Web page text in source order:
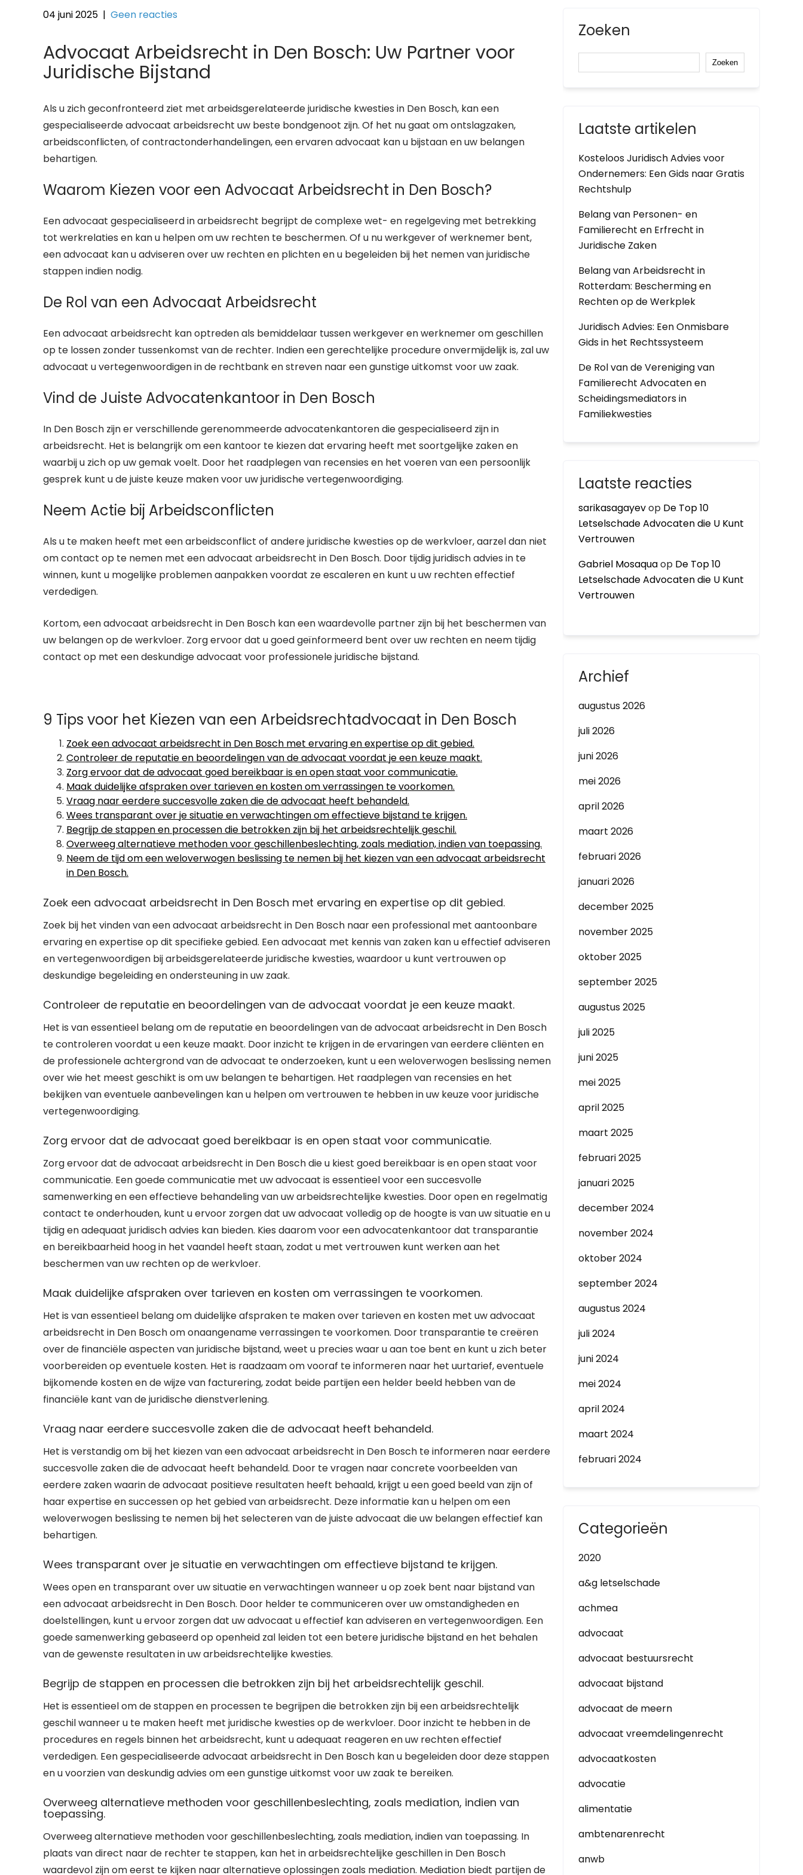
04 juni 2025 | Geen reacties
Advocaat Arbeidsrecht in Den Bosch: Uw Partner voor
Juridische Bijstand
Als u zich geconfronteerd ziet met arbeidsgerelateerde juridische kwesties in Den Bosch, kan een
gespecialiseerde advocaat arbeidsrecht uw beste bondgenoot zijn. Of het nu gaat om ontslagzaken,
arbeidsconflicten, of contractonderhandelingen, een ervaren advocaat kan u bijstaan en uw belangen
behartigen.
Waarom Kiezen voor een Advocaat Arbeidsrecht in Den Bosch?
Een advocaat gespecialiseerd in arbeidsrecht begrijpt de complexe wet- en regelgeving met betrekking
tot werkrelaties en kan u helpen om uw rechten te beschermen. Of u nu werkgever of werknemer bent,
een advocaat kan u adviseren over uw rechten en plichten en u begeleiden bij het nemen van juridische
stappen indien nodig.
De Rol van een Advocaat Arbeidsrecht
Een advocaat arbeidsrecht kan optreden als bemiddelaar tussen werkgever en werknemer om geschillen
op te lossen zonder tussenkomst van de rechter. Indien een gerechtelijke procedure onvermijdelijk is, zal uw
advocaat u vertegenwoordigen in de rechtbank en streven naar een gunstige uitkomst voor uw zaak.
Vind de Juiste Advocatenkantoor in Den Bosch
In Den Bosch zijn er verschillende gerenommeerde advocatenkantoren die gespecialiseerd zijn in
arbeidsrecht. Het is belangrijk om een kantoor te kiezen dat ervaring heeft met soortgelijke zaken en
waarbij u zich op uw gemak voelt. Door het raadplegen van recensies en het voeren van een persoonlijk
gesprek kunt u de juiste keuze maken voor uw juridische vertegenwoordiging.
Neem Actie bij Arbeidsconflicten
Als u te maken heeft met een arbeidsconflict of andere juridische kwesties op de werkvloer, aarzel dan niet
om contact op te nemen met een advocaat arbeidsrecht in Den Bosch. Door tijdig juridisch advies in te
winnen, kunt u mogelijke problemen aanpakken voordat ze escaleren en kunt u uw rechten effectief
verdedigen.
Kortom, een advocaat arbeidsrecht in Den Bosch kan een waardevolle partner zijn bij het beschermen van
uw belangen op de werkvloer. Zorg ervoor dat u goed geïnformeerd bent over uw rechten en neem tijdig
contact op met een deskundige advocaat voor professionele juridische bijstand.
9 Tips voor het Kiezen van een Arbeidsrechtadvocaat in Den Bosch
Zoek een advocaat arbeidsrecht in Den Bosch met ervaring en expertise op dit gebied.
Controleer de reputatie en beoordelingen van de advocaat voordat je een keuze maakt.
Zorg ervoor dat de advocaat goed bereikbaar is en open staat voor communicatie.
Maak duidelijke afspraken over tarieven en kosten om verrassingen te voorkomen.
Vraag naar eerdere succesvolle zaken die de advocaat heeft behandeld.
Wees transparant over je situatie en verwachtingen om effectieve bijstand te krijgen.
Begrijp de stappen en processen die betrokken zijn bij het arbeidsrechtelijk geschil.
Overweeg alternatieve methoden voor geschillenbeslechting, zoals mediation, indien van toepassing.
Neem de tijd om een weloverwogen beslissing te nemen bij het kiezen van een advocaat arbeidsrecht
in Den Bosch.
Zoek een advocaat arbeidsrecht in Den Bosch met ervaring en expertise op dit gebied.
Zoek bij het vinden van een advocaat arbeidsrecht in Den Bosch naar een professional met aantoonbare
ervaring en expertise op dit specifieke gebied. Een advocaat met kennis van zaken kan u effectief adviseren
en vertegenwoordigen bij arbeidsgerelateerde juridische kwesties, waardoor u kunt vertrouwen op
deskundige begeleiding en ondersteuning in uw zaak.
Controleer de reputatie en beoordelingen van de advocaat voordat je een keuze maakt.
Het is van essentieel belang om de reputatie en beoordelingen van de advocaat arbeidsrecht in Den Bosch
te controleren voordat u een keuze maakt. Door inzicht te krijgen in de ervaringen van eerdere cliënten en
de professionele achtergrond van de advocaat te onderzoeken, kunt u een weloverwogen beslissing nemen
over wie het meest geschikt is om uw belangen te behartigen. Het raadplegen van recensies en het
bekijken van eventuele aanbevelingen kan u helpen om vertrouwen te hebben in uw keuze voor juridische
vertegenwoordiging.
Zorg ervoor dat de advocaat goed bereikbaar is en open staat voor communicatie.
Zorg ervoor dat de advocaat arbeidsrecht in Den Bosch die u kiest goed bereikbaar is en open staat voor
communicatie. Een goede communicatie met uw advocaat is essentieel voor een succesvolle
samenwerking en een effectieve behandeling van uw arbeidsrechtelijke kwesties. Door open en regelmatig
contact te onderhouden, kunt u ervoor zorgen dat uw advocaat volledig op de hoogte is van uw situatie en u
tijdig en adequaat juridisch advies kan bieden. Kies daarom voor een advocatenkantoor dat transparantie
en bereikbaarheid hoog in het vaandel heeft staan, zodat u met vertrouwen kunt werken aan het
beschermen van uw rechten op de werkvloer.
Maak duidelijke afspraken over tarieven en kosten om verrassingen te voorkomen.
Het is van essentieel belang om duidelijke afspraken te maken over tarieven en kosten met uw advocaat
arbeidsrecht in Den Bosch om onaangename verrassingen te voorkomen. Door transparantie te creëren
over de financiële aspecten van juridische bijstand, weet u precies waar u aan toe bent en kunt u zich beter
voorbereiden op eventuele kosten. Het is raadzaam om vooraf te informeren naar het uurtarief, eventuele
bijkomende kosten en de wijze van facturering, zodat beide partijen een helder beeld hebben van de
financiële kant van de juridische dienstverlening.
Vraag naar eerdere succesvolle zaken die de advocaat heeft behandeld.
Het is verstandig om bij het kiezen van een advocaat arbeidsrecht in Den Bosch te informeren naar eerdere
succesvolle zaken die de advocaat heeft behandeld. Door te vragen naar concrete voorbeelden van
eerdere zaken waarin de advocaat positieve resultaten heeft behaald, krijgt u een goed beeld van zijn of
haar expertise en successen op het gebied van arbeidsrecht. Deze informatie kan u helpen om een
weloverwogen beslissing te nemen bij het selecteren van de juiste advocaat die uw belangen effectief kan
behartigen.
Wees transparant over je situatie en verwachtingen om effectieve bijstand te krijgen.
Wees open en transparant over uw situatie en verwachtingen wanneer u op zoek bent naar bijstand van
een advocaat arbeidsrecht in Den Bosch. Door helder te communiceren over uw omstandigheden en
doelstellingen, kunt u ervoor zorgen dat uw advocaat u effectief kan adviseren en vertegenwoordigen. Een
goede samenwerking gebaseerd op openheid zal leiden tot een betere juridische bijstand en het behalen
van de gewenste resultaten in uw arbeidsrechtelijke kwesties.
Begrijp de stappen en processen die betrokken zijn bij het arbeidsrechtelijk geschil.
Het is essentieel om de stappen en processen te begrijpen die betrokken zijn bij een arbeidsrechtelijk
geschil wanneer u te maken heeft met juridische kwesties op de werkvloer. Door inzicht te hebben in de
procedures en regels binnen het arbeidsrecht, kunt u adequaat reageren en uw rechten effectief
verdedigen. Een gespecialiseerde advocaat arbeidsrecht in Den Bosch kan u begeleiden door deze stappen
en u voorzien van deskundig advies om een gunstige uitkomst voor uw zaak te bereiken.
Overweeg alternatieve methoden voor geschillenbeslechting, zoals mediation, indien van
toepassing.
Overweeg alternatieve methoden voor geschillenbeslechting, zoals mediation, indien van toepassing. In
plaats van direct naar de rechter te stappen, kan het in arbeidsrechtelijke geschillen in Den Bosch
waardevol zijn om eerst te kijken naar alternatieve oplossingen zoals mediation. Mediation biedt partijen de
Zoeken
Zoeken
Laatste artikelen
Kosteloos Juridisch Advies voor
Ondernemers: Een Gids naar Gratis
Rechtshulp
Belang van Personen- en
Familierecht en Erfrecht in
Juridische Zaken
Belang van Arbeidsrecht in
Rotterdam: Bescherming en
Rechten op de Werkplek
Juridisch Advies: Een Onmisbare
Gids in het Rechtssysteem
De Rol van de Vereniging van
Familierecht Advocaten en
Scheidingsmediators in
Familiekwesties
Laatste reacties
sarikasagayevop De Top 10
Letselschade Advocaten die U Kunt
Vertrouwen
Gabriel Mosaquaop De Top 10
Letselschade Advocaten die U Kunt
Vertrouwen
Archief
augustus 2026
juli 2026
juni 2026
mei 2026
april 2026
maart 2026
februari 2026
januari 2026
december 2025
november 2025
oktober 2025
september 2025
augustus 2025
juli 2025
juni 2025
mei 2025
april 2025
maart 2025
februari 2025
januari 2025
december 2024
november 2024
oktober 2024
september 2024
augustus 2024
juli 2024
juni 2024
mei 2024
april 2024
maart 2024
februari 2024
Categorieën
2020
a&g letselschade
achmea
advocaat
advocaat bestuursrecht
advocaat bijstand
advocaat de meern
advocaat vreemdelingenrecht
advocaatkosten
advocatie
alimentatie
ambtenarenrecht
anwb